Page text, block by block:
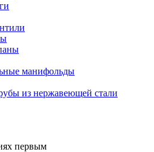
манифольды
из нержавеющей стали
первым